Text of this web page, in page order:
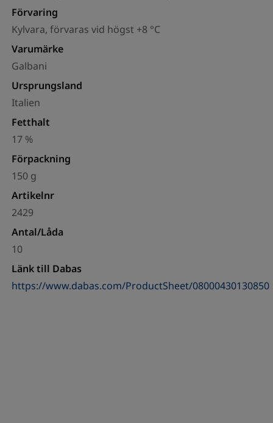
Förvaring
Kylvara, förvaras vid högst +8 °C
Varumärke
Galbani
Ursprungsland
Italien
Fetthalt
17 %
Förpackning
150 g
Artikelnr
2429
Antal/Låda
10
Länk till Dabas
https://www.dabas.com/ProductSheet/08000430130850